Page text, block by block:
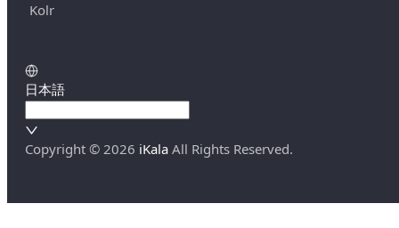
Kolr
日本語
Copyright © 2026 iKala All Rights Reserved.